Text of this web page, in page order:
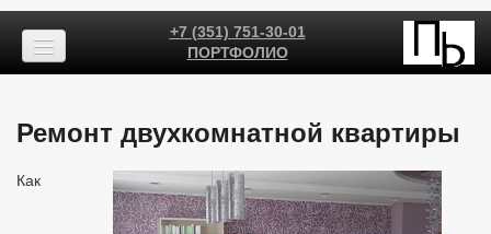
+7 (351) 751-30-01
ПОРТФОЛИО
Ремонт двухкомнатной квартиры
Как